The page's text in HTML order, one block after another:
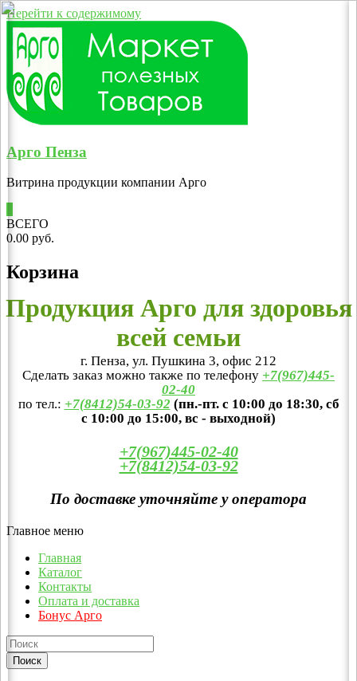
Перейти к содержимому
Арго Пенза
Витрина продукции компании Арго
ВСЕГО
0.00 руб.
Корзина
Продукция Арго для здоровья
всей семьи
г. Пенза, ул. Пушкина 3, офис 212
Сделать заказ можно также по телефону +7(967)445-
02-40
по тел.: +7(8412)54-03-92 (пн.-пт. с 10:00 до 18:30, сб
с 10:00 до 15:00, вс - выходной)
+7(967)445-02-40
+7(8412)54-03-92
По доставке уточняйте у оператора
Главное меню
Главная
Каталог
Контакты
Оплата и доставка
Бонус Арго